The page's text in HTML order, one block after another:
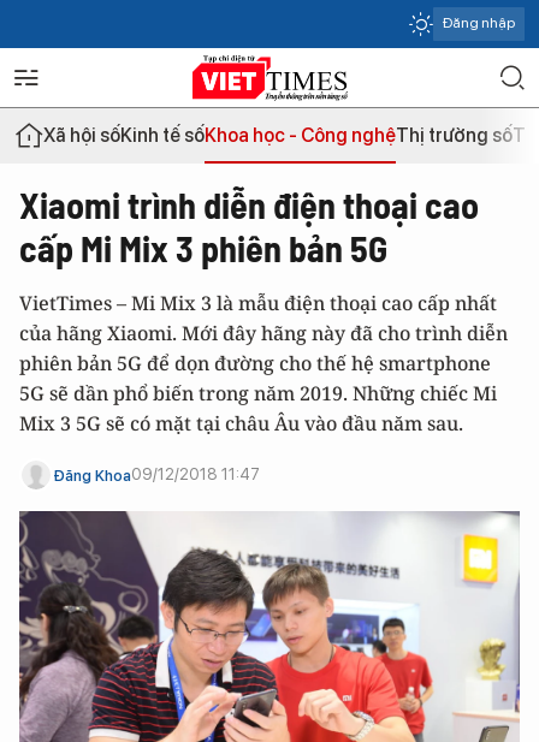
Đăng nhập
Xã hội sốKinh tế sốKhoa học - Công nghệThị trường số
Xiaomi trình diễn điện thoại cao
cấp Mi Mix 3 phiên bản 5G
VietTimes – Mi Mix 3 là mẫu điện thoại cao cấp nhất
của hãng Xiaomi. Mới đây hãng này đã cho trình diễn
phiên bản 5G để dọn đường cho thế hệ smartphone
5G sẽ dần phổ biến trong năm 2019. Những chiếc Mi
Mix 3 5G sẽ có mặt tại châu Âu vào đầu năm sau.
Đăng Khoa09/12/2018 11:47